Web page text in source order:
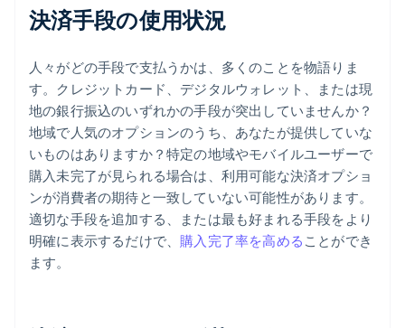
決済手段の使用状況
人々がどの手段で支払うかは、多くのことを物語りま
す。クレジットカード、デジタルウォレット、または現
地の銀行振込のいずれかの手段が突出していませんか？
地域で人気のオプションのうち、あなたが提供していな
いものはありますか？特定の地域やモバイルユーザーで
購入未完了が見られる場合は、利用可能な決済オプショ
ンが消費者の期待と一致していない可能性があります。
適切な手段を追加する、または最も好まれる手段をより
明確に表示するだけで、購入完了率を高める ことができ
ます。